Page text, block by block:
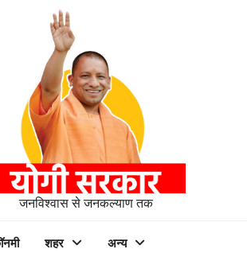
जनविश्वास से जनकल्याण तक
शहर अन्य